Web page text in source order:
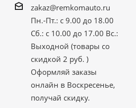
zakaz@remkomauto.ru
Пн.-Пт.: с 9.00 до 18.00
Сб.: с 10.00 до 17.00 Вс.:
Выходной (товары со
скидкой 2 руб. )
Оформляй заказы
онлайн в Воскресенье,
получай скидку.